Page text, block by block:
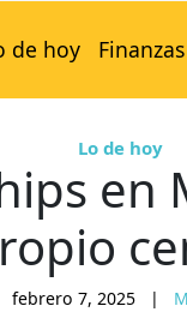
de hoy Finanzas
Lo de hoy
en
febrero 7, 2025 |